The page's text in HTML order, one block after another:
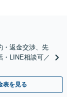
・返金交渉、先
・LINE相談可／
表を見る